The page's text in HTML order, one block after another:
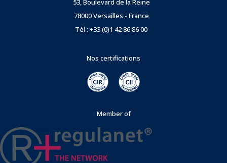
53, Boulevard de la Reine
78000 Versailles - France
Tél : +33 (0)1 42 86 86 00
Nos certifications
Member of